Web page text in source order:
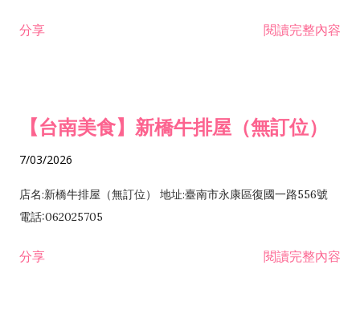
發業 H703090 不動產買賣業 H703100 不動產租賃業 I503010
分享 閱讀完整內容
【台南美食】新橋牛排屋（無訂位）
7/03/2026
店名:新橋牛排屋（無訂位） 地址:臺南市永康區復國一路556號
電話:062025705
分享 閱讀完整內容